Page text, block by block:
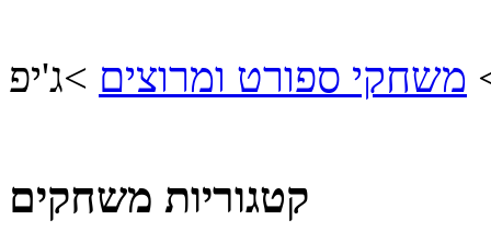
משחקי ספורט ומרוצים >ג'יפ
קטגוריות משחקים